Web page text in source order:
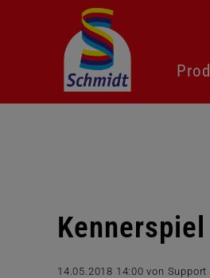
14.05.2018 14:00 von Support